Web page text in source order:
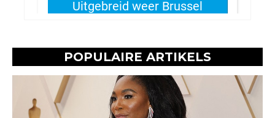
POPULAIRE ARTIKELS